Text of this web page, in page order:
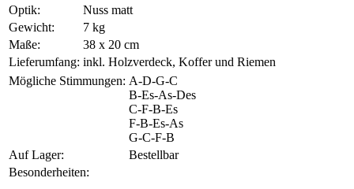
Optik:
Nuss matt
Gewicht:
7 kg
Maße:
38 x 20 cm
Lieferumfang: inkl. Holzverdeck, Koffer und Riemen
Mögliche Stimmungen: A-D-G-C
B-Es-As-Des
C-F-B-Es
F-B-Es-As
G-C-F-B
Auf Lager:
Bestellbar
Besonderheiten: